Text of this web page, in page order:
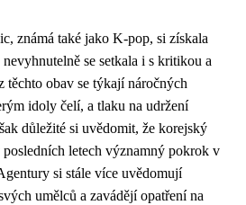
známá také jako K-pop, si získala
se setkala i s kritikou a
těchto obav se týkají náročných
idoly čelí, a tlaku na udržení
důležité si uvědomit, že korejský
letech významný pokrok v
si stále více uvědomují
umělců a zavádějí opatření na